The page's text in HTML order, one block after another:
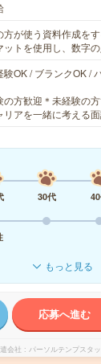
方が使う資料作成を
ットを使用し、数字
験OK / ブランクOK /
の方歓迎＊未経験の
リアを一緒に考える
30代
もっと見る
応募へ進む
会社 パーソルテンプスタ